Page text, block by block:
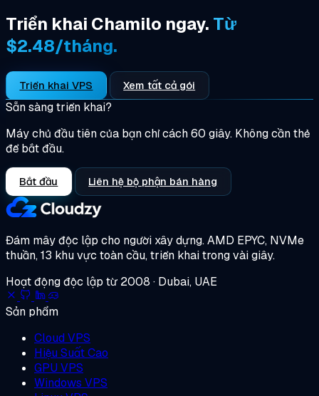
Triển khai Chamilo ngay. Từ
$2.48/tháng.
Triển khai VPS Xem tất cả gói
Sẵn sàng triển khai?
Máy chủ đầu tiên của bạn chỉ cách 60 giây. Không cần thẻ
để bắt đầu.
Bắt đầu Liên hệ bộ phận bán hàng
Đám mây độc lập cho người xây dựng.AMD EPYC, NVMe
thuần, 13 khu vực toàn cầu, triển khai trong vài giây.
Hoạt động độc lập từ 2008 · Dubai, UAE
Sản phẩm
Cloud VPS
Hiệu Suất Cao
GPU VPS
Windows VPS